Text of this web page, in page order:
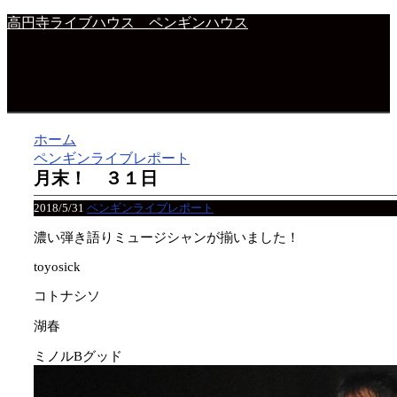
高円寺ライブハウス ペンギンハウス
ホーム
ペンギンライブレポート
月末！ ３１日
2018/5/31 ペンギンライブレポート
濃い弾き語りミュージシャンが揃いました！
toyosick
コトナシソ
湖春
ミノルBグッド